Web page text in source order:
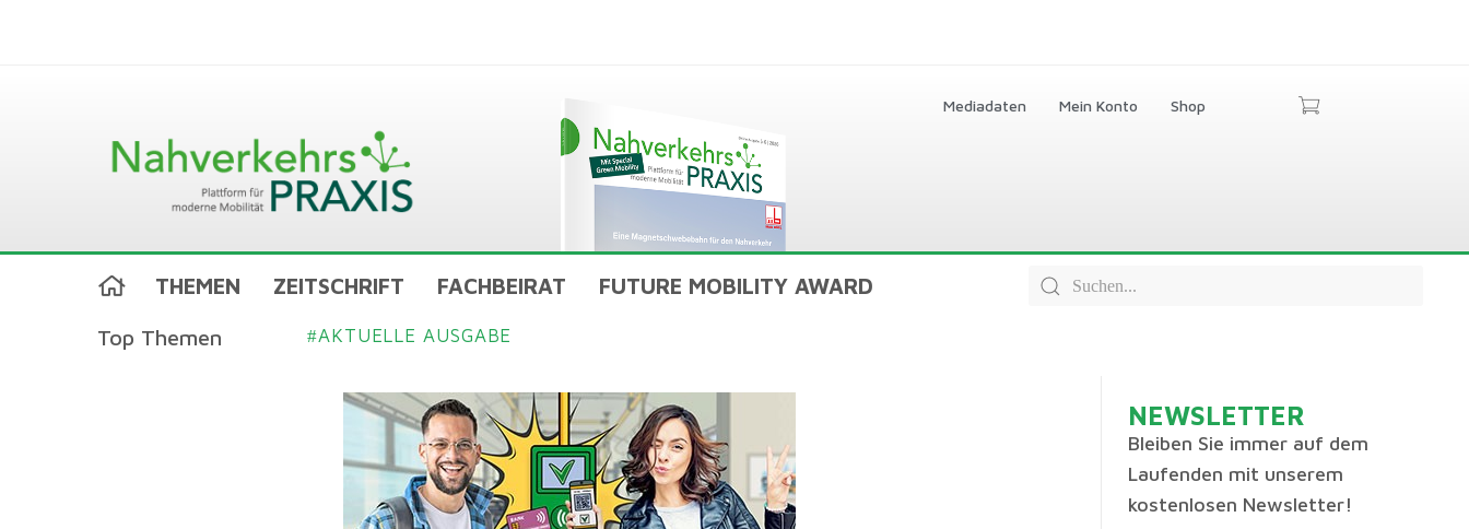
Mediadaten Mein Konto Shop
THEMEN ZEITSCHRIFT FACHBEIRAT FUTURE MOBILITY AWARD
Top Themen #AKTUELLE AUSGABE
NEWSLETTER
Bleiben Sie immer auf dem
Laufenden mit unserem
kostenlosen Newsletter!